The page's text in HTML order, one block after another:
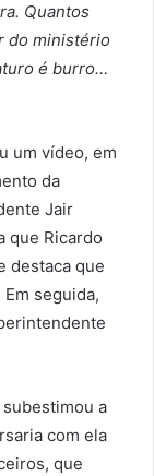
Quantos
do ministério
é burro…
um vídeo, em
da
Jair
que Ricardo
destaca que
seguida,
a
com ela
que